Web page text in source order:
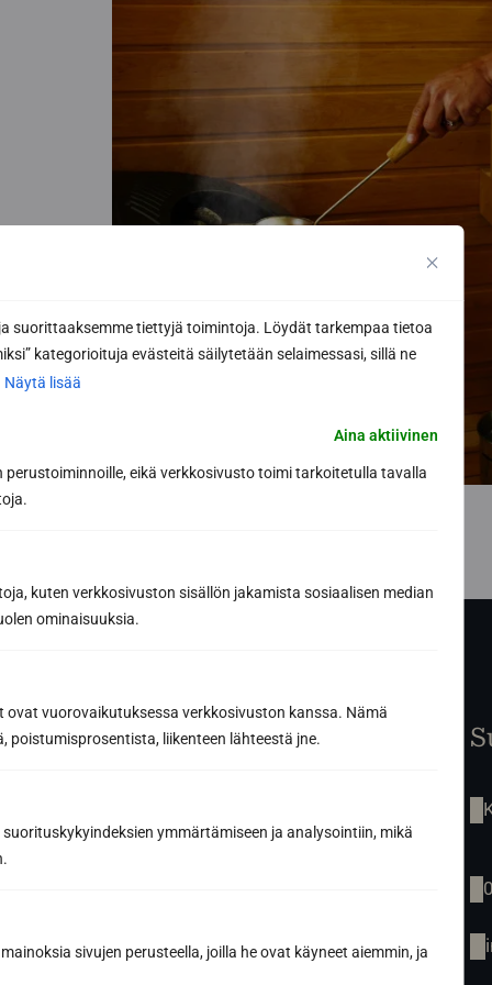
suorittaaksemme tiettyjä toimintoja. Löydät tarkempaa tietoa
kategorioituja evästeitä säilytetään selaimessasi, sillä ne
Näytä lisää
Aina aktiivinen
eikä verkkosivusto toimi tarkoitetulla tavalla
kuten verkkosivuston sisällön jakamista sosiaalisen median
ominaisuuksia.
vuorovaikutuksessa verkkosivuston kanssa. Nämä
liikenteen lähteestä jne.
ymmärtämiseen ja analysointiin, mikä
sivujen perusteella, joilla he ovat käyneet aiemmin, ja
Etusivu
Inspiraatio